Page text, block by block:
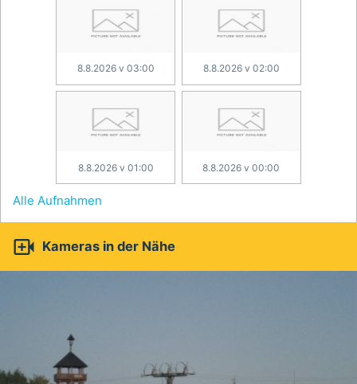
8.8.2026 v 03:00 8.8.2026 v 02:00
8.8.2026 v 01:00 8.8.2026 v 00:00
Alle Aufnahmen
 Kameras in der Nähe